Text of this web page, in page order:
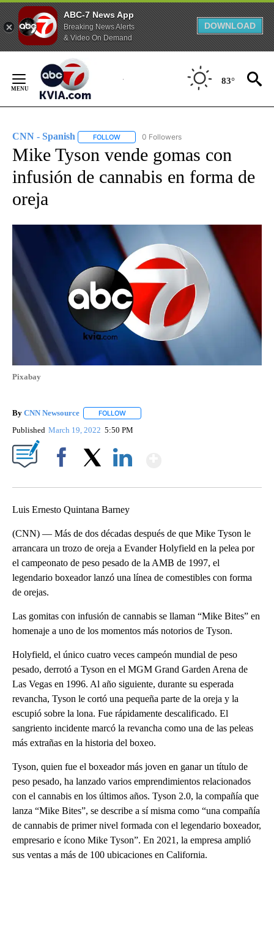
ABC-7 News App
Breaking News Alerts
& Video On Demand
DOWNLOAD
Content
83°
CNN - Spanish FOLLOW FOLLOW "CNN - SPANISH" TO RECEIVE
0 Followers
Mike Tyson vende gomas con
infusión de cannabis en forma de
oreja
Pixabay
By CNN Newsource FOLLOW
Published March 19, 2022 5:50 PM
Luis Ernesto Quintana Barney
(CNN) — Más de dos décadas después de que Mike Tyson le
arrancara un trozo de oreja a Evander Holyfield en la pelea por
el campeonato de peso pesado de la AMB de 1997, el
legendario boxeador lanzó una línea de comestibles con forma
de orejas.
Las gomitas con infusión de cannabis se llaman “Mike Bites” en
homenaje a uno de los momentos más notorios de Tyson.
Holyfield, el único cuatro veces campeón mundial de peso
pesado, derrotó a Tyson en el MGM Grand Garden Arena de
Las Vegas en 1996. Al año siguiente, durante su esperada
revancha, Tyson le cortó una pequeña parte de la oreja y la
escupió sobre la lona. Fue rápidamente descalificado. El
sangriento incidente marcó la revancha como una de las peleas
más extrañas en la historia del boxeo.
Tyson, quien fue el boxeador más joven en ganar un título de
peso pesado, ha lanzado varios emprendimientos relacionados
con el cannabis en los últimos años. Tyson 2.0, la compañía que
lanza “Mike Bites”, se describe a sí misma como “una compañía
de cannabis de primer nivel formada con el legendario boxeador,
empresario e ícono Mike Tyson”. En 2021, la empresa amplió
sus ventas a más de 100 ubicaciones en California.